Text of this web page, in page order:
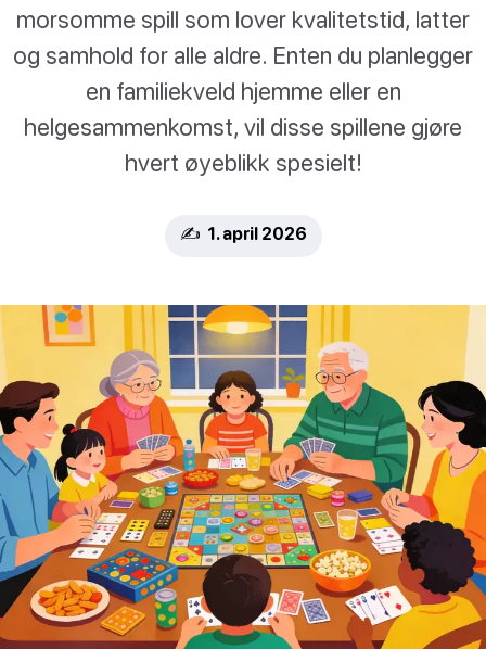
morsomme spill som lover kvalitetstid, latter
og samhold for alle aldre. Enten du planlegger
en familiekveld hjemme eller en
helgesammenkomst, vil disse spillene gjøre
hvert øyeblikk spesielt!
✍️ 1. april 2026